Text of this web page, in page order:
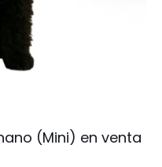
(Mini) en venta